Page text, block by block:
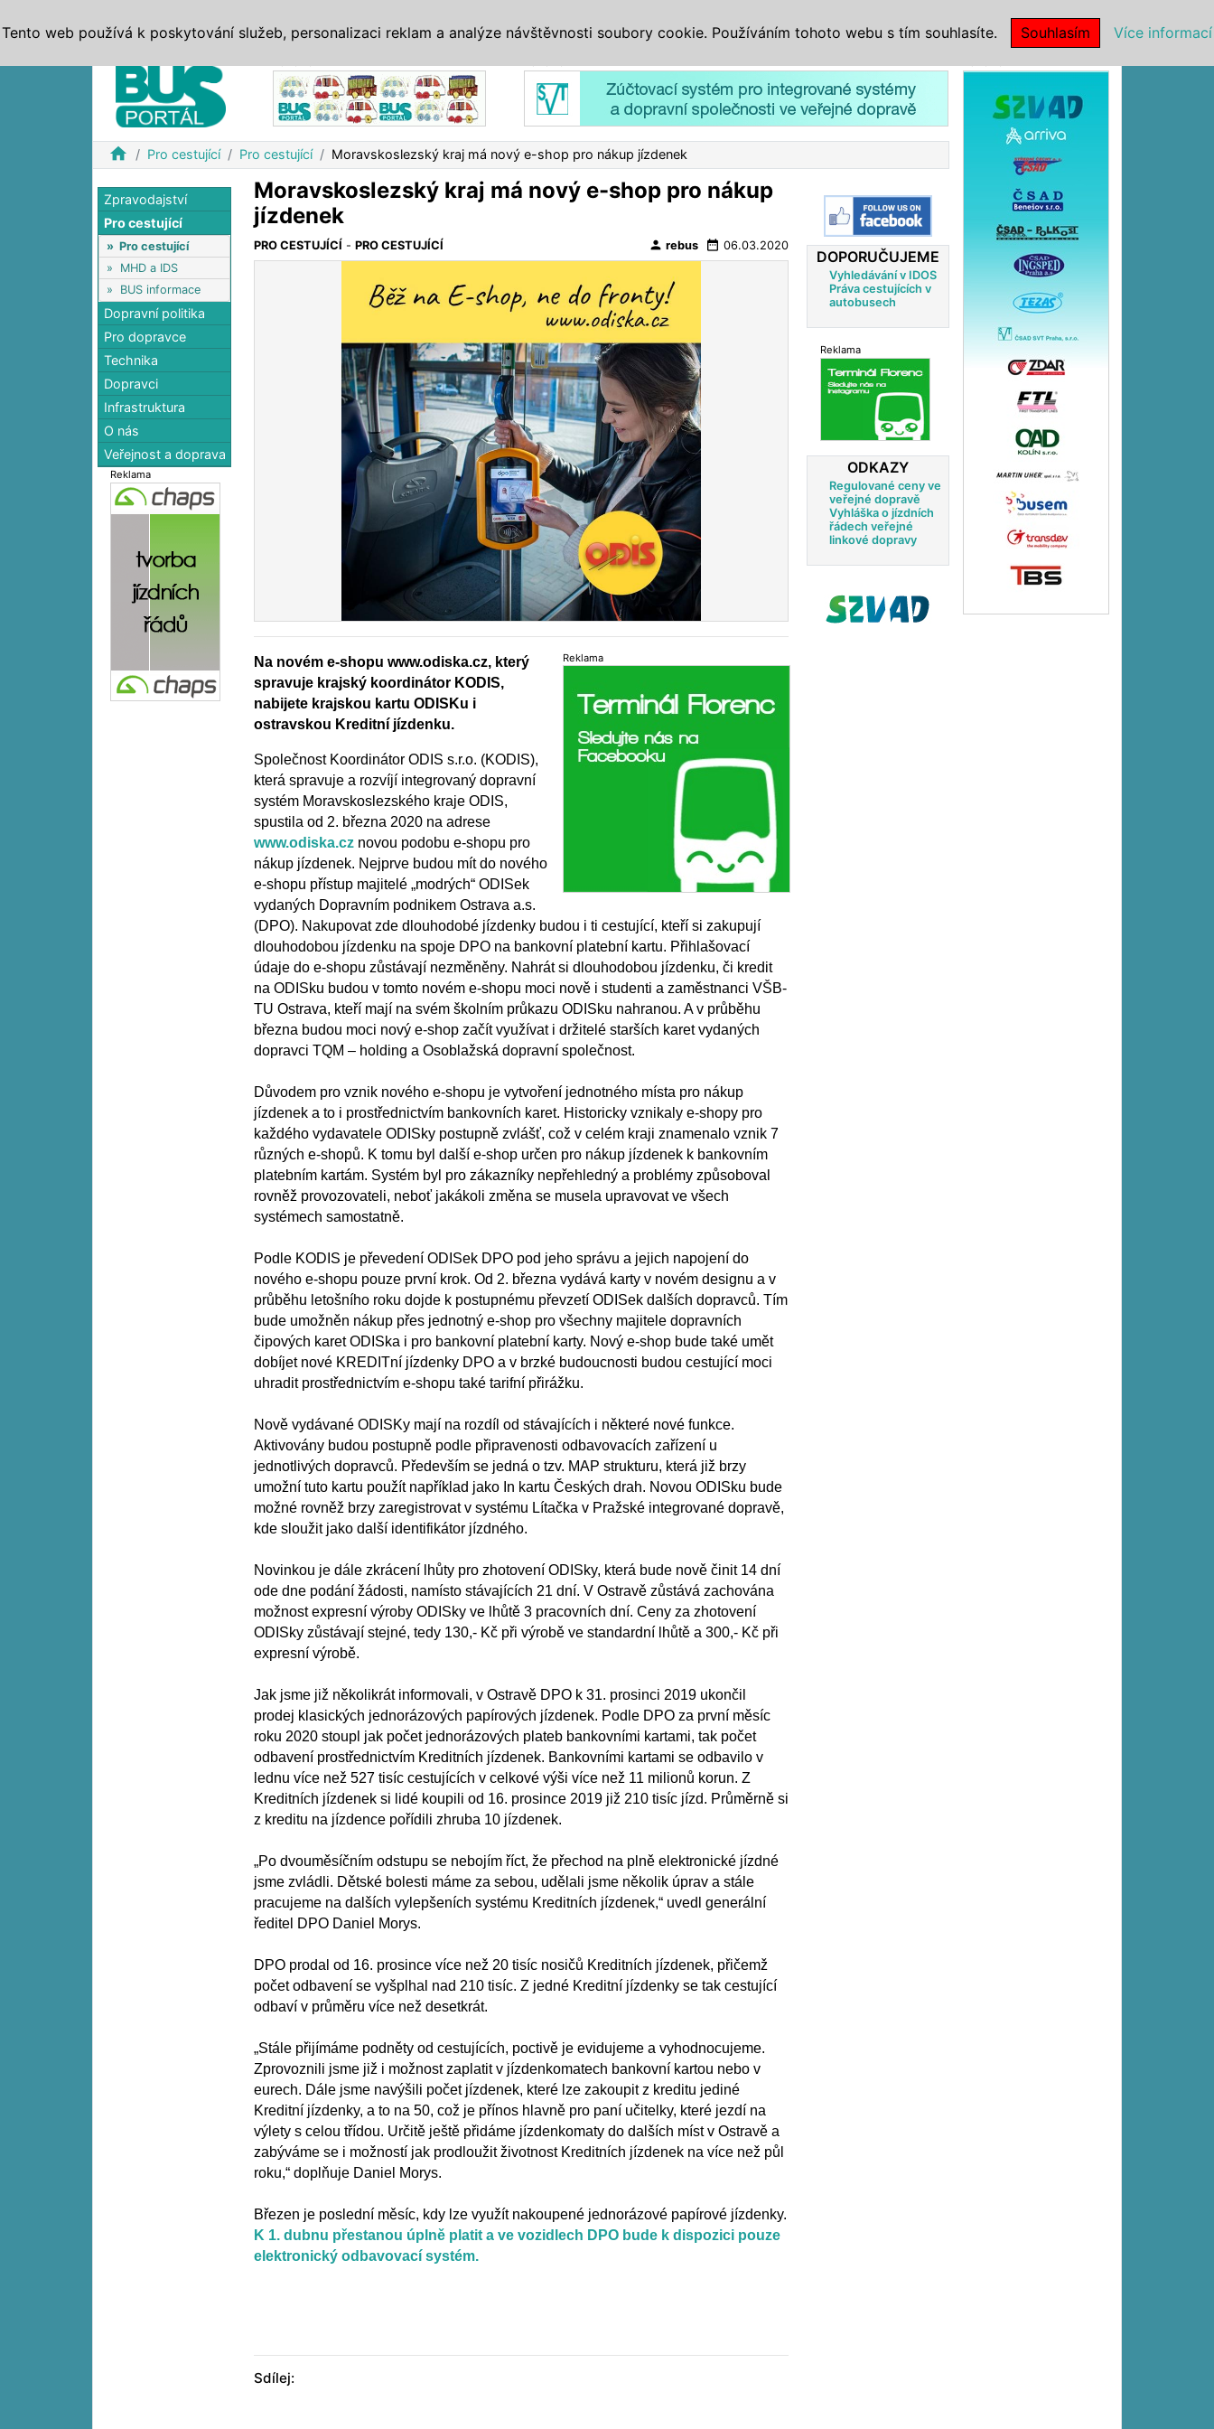
home Pro cestující Pro cestující Moravskoslezský kraj má nový e-shop pro nákup jízdenek
Zpravodajství
Pro cestující
» Pro cestující
» MHD a IDS
» BUS informace
Dopravní politika
Pro dopravce
Technika
Dopravci
Infrastruktura
O nás
Veřejnost a doprava
Reklama
Moravskoslezský kraj má nový e-shop pro nákup
jízdenek
PRO CESTUJÍCÍ -PRO CESTUJÍCÍ person rebus date_range 06.03.2020
Reklama
Na novém e-shopu www.odiska.cz, který
spravuje krajský koordinátor KODIS,
nabijete krajskou kartu ODISKu i
ostravskou Kreditní jízdenku.
Společnost Koordinátor ODIS s.r.o. (KODIS),
která spravuje a rozvíjí integrovaný dopravní
systém Moravskoslezského kraje ODIS,
spustila od 2. března 2020 na adrese
www.odiska.cz novou podobu e-shopu pro
nákup jízdenek. Nejprve budou mít do nového
e-shopu přístup majitelé „modrých“ ODISek
vydaných Dopravním podnikem Ostrava a.s.
(DPO). Nakupovat zde dlouhodobé jízdenky budou i ti cestující, kteří si zakupují
dlouhodobou jízdenku na spoje DPO na bankovní platební kartu. Přihlašovací
údaje do e-shopu zůstávají nezměněny. Nahrát si dlouhodobou jízdenku, či kredit
na ODISku budou v tomto novém e-shopu moci nově i studenti a zaměstnanci VŠB-
TU Ostrava, kteří mají na svém školním průkazu ODISku nahranou. A v průběhu
března budou moci nový e-shop začít využívat i držitelé starších karet vydaných
dopravci TQM – holding a Osoblažská dopravní společnost.
Důvodem pro vznik nového e-shopu je vytvoření jednotného místa pro nákup
jízdenek a to i prostřednictvím bankovních karet. Historicky vznikaly e-shopy pro
každého vydavatele ODISky postupně zvlášť, což v celém kraji znamenalo vznik 7
různých e-shopů. K tomu byl další e-shop určen pro nákup jízdenek k bankovním
platebním kartám. Systém byl pro zákazníky nepřehledný a problémy způsoboval
rovněž provozovateli, neboť jakákoli změna se musela upravovat ve všech
systémech samostatně.
Podle KODIS je převedení ODISek DPO pod jeho správu a jejich napojení do
nového e-shopu pouze první krok. Od 2. března vydává karty v novém designu a v
průběhu letošního roku dojde k postupnému převzetí ODISek dalších dopravců. Tím
bude umožněn nákup přes jednotný e-shop pro všechny majitele dopravních
čipových karet ODISka i pro bankovní platební karty. Nový e-shop bude také umět
dobíjet nové KREDITní jízdenky DPO a v brzké budoucnosti budou cestující moci
uhradit prostřednictvím e-shopu také tarifní přirážku.
Nově vydávané ODISKy mají na rozdíl od stávajících i některé nové funkce.
Aktivovány budou postupně podle připravenosti odbavovacích zařízení u
jednotlivých dopravců. Především se jedná o tzv. MAP strukturu, která již brzy
umožní tuto kartu použít například jako In kartu Českých drah. Novou ODISku bude
možné rovněž brzy zaregistrovat v systému Lítačka v Pražské integrované dopravě,
kde sloužit jako další identifikátor jízdného.
Novinkou je dále zkrácení lhůty pro zhotovení ODISky, která bude nově činit 14 dní
ode dne podání žádosti, namísto stávajících 21 dní. V Ostravě zůstává zachována
možnost expresní výroby ODISky ve lhůtě 3 pracovních dní. Ceny za zhotovení
ODISky zůstávají stejné, tedy 130,- Kč při výrobě ve standardní lhůtě a 300,- Kč při
expresní výrobě.
Jak jsme již několikrát informovali, v Ostravě DPO k 31. prosinci 2019 ukončil
prodej klasických jednorázových papírových jízdenek. Podle DPO za první měsíc
roku 2020 stoupl jak počet jednorázových plateb bankovními kartami, tak počet
odbavení prostřednictvím Kreditních jízdenek. Bankovními kartami se odbavilo v
lednu více než 527 tisíc cestujících v celkové výši více než 11 milionů korun. Z
Kreditních jízdenek si lidé koupili od 16. prosince 2019 již 210 tisíc jízd. Průměrně si
z kreditu na jízdence pořídili zhruba 10 jízdenek.
„Po dvouměsíčním odstupu se nebojím říct, že přechod na plně elektronické jízdné
jsme zvládli. Dětské bolesti máme za sebou, udělali jsme několik úprav a stále
pracujeme na dalších vylepšeních systému Kreditních jízdenek,“ uvedl generální
ředitel DPO Daniel Morys.
DPO prodal od 16. prosince více než 20 tisíc nosičů Kreditních jízdenek, přičemž
počet odbavení se vyšplhal nad 210 tisíc. Z jedné Kreditní jízdenky se tak cestující
odbaví v průměru více než desetkrát.
„Stále přijímáme podněty od cestujících, poctivě je evidujeme a vyhodnocujeme.
Zprovoznili jsme již i možnost zaplatit v jízdenkomatech bankovní kartou nebo v
eurech. Dále jsme navýšili počet jízdenek, které lze zakoupit z kreditu jediné
Kreditní jízdenky, a to na 50, což je přínos hlavně pro paní učitelky, které jezdí na
výlety s celou třídou. Určitě ještě přidáme jízdenkomaty do dalších míst v Ostravě a
zabýváme se i možností jak prodloužit životnost Kreditních jízdenek na více než půl
roku,“ doplňuje Daniel Morys.
Březen je poslední měsíc, kdy lze využít nakoupené jednorázové papírové jízdenky.
K 1. dubnu přestanou úplně platit a ve vozidlech DPO bude k dispozici pouze
elektronický odbavovací systém.
Sdílej:
DOPORUČUJEME
Vyhledávání v IDOS
Práva cestujících v
autobusech
Reklama
ODKAZY
Regulované ceny ve
veřejné dopravě
Vyhláška o jízdních
řádech veřejné
linkové dopravy
Tento web používá k poskytování služeb, personalizaci reklam a analýze návštěvnosti soubory cookie. Používáním tohoto webu s tím souhlasíte. Souhlasím Více informací